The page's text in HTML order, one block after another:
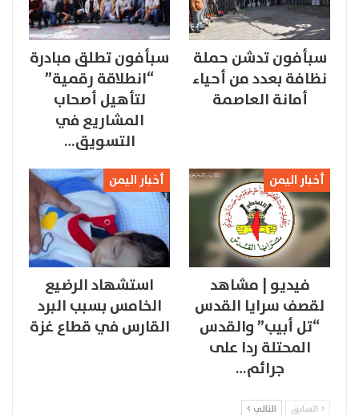
سبأفون تدشن حملة
نظافة بعدد من أحياء
أمانة العاصمة
سبأفون تطلق مبادرة
“انطلاقة رقمية”
لتأهيل أصحاب
المشاريع في
التسويق…
أخبار اليمن
فيديو | مشاهد
لقصف سرايا القدس
“تل أبيب” والقدس
المحتلة ردا على
جرائم…
أخبار اليمن
استشهاد الرضيع
الخامس بسبب البرد
القارس في قطاع غزة
السابق التالي